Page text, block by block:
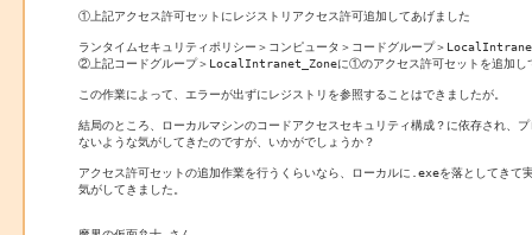
①上記アクセス許可セットにレジストリアクセス許可追加してあげました
ランタイムセキュリティポリシー＞コンピュータ＞コードグループ＞
②上記コードグループ＞LocalIntranet_Zoneに①のアクセス許可セットを追加し
この作業によって、エラーが出ずにレジストリを参照することはできましたが。
結局のところ、ローカルマシンのコードアクセスセキュリティ構成？に依存され、
ないような気がしてきたのですが、いかがでしょうか？
アクセス許可セットの追加作業を行うくらいなら、ローカルに.exeを落としてきて
気がしてきました。